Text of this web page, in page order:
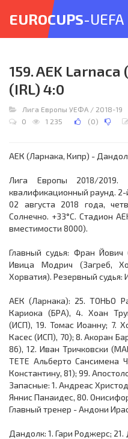
EUROCUPS-UEFA
159. AEK Larnaca
(IRL) 4:0
Лига Европы УЕФА / 2018-19
0
1 235 (0)
АЕК (Ларнака, Кипр) -
Лига Европы 2018/2019.
квалификационный раунд. 2-
02 августа 2018 года,
Солнечно. +33°C. Стадион
вместимости 8000).
Главный судья: Фран Йович
Ивица Модрич (Загреб,
Хорватия). Резервный судья:
АЕК (Ларнака): 25. ТОНЬО
Кариока (БРА), 4. Хоан
(ИСП), 19. Томас Иоанну; 7.
Касес (ИСП), 70); 8. Акоран
86), 12. Иван Тричковски
ТЕТЕ Альберто Сансимена
Константину, 81); 99.
Запасные: 1. Андреас
Яннис Панаидес, 80.
Главный тренер - Андони
Дандолк: 1. Гари Роджерс;